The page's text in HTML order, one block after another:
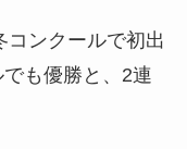
コンクールで初出
も優勝と、2連